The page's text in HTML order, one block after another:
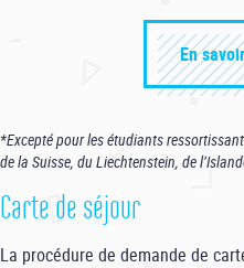
En
*Excepté pour les étudiants
de la Suisse, du Liechtenstein, de
Carte de séjour
La procédure de demande de